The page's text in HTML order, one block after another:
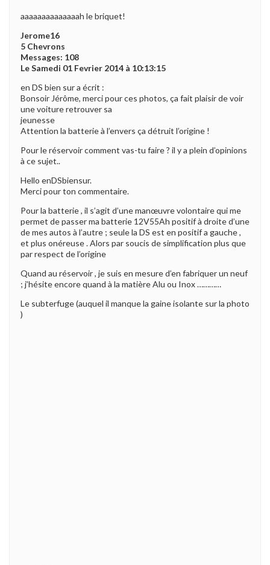
aaaaaaaaaaaaaah le briquet!
Jerome16
5 Chevrons
Messages: 108
Le Samedi 01 Fevrier 2014 à 10:13:15
en DS bien sur a écrit :
Bonsoir Jérôme, merci pour ces photos, ça fait plaisir de voir
une voiture retrouver sa
jeunesse
Attention la batterie à l’envers ça détruit l’origine !
Pour le réservoir comment vas-tu faire ? il y a plein d’opinions
à ce sujet..
Hello enDSbiensur.
Merci pour ton commentaire.
Pour la batterie , il s’agit d’une manœuvre volontaire qui me
permet de passer ma batterie 12V55Ah positif à droite d’une
de mes autos à l’autre ; seule la DS est en positif a gauche ,
et plus onéreuse . Alors par soucis de simplification plus que
par respect de l’origine
Quand au réservoir , je suis en mesure d’en fabriquer un neuf
; j’hésite encore quand à la matière Alu ou Inox …………
Le subterfuge (auquel il manque la gaine isolante sur la photo
)